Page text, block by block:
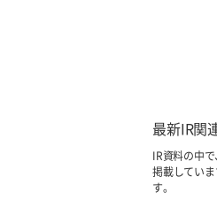
最新IR関
IR資料の中
掲載してい
す。